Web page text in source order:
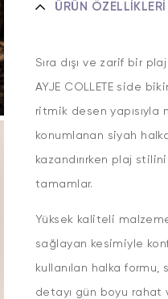
ÜRÜN ÖZELLIKLERI
Sıra dışı ve zarif bir
AYJE COLLETE side
ritmik desen yapısıyla
konumlanan siyah
kazandırırken plaj
tamamlar.
Yüksek kaliteli
sağlayan kesimiyle
kullanılan halka
detayı gün boyu rahat